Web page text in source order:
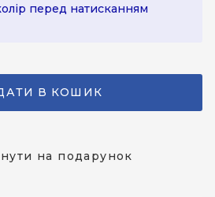
перед натисканням
В КОШИК
на подарунок